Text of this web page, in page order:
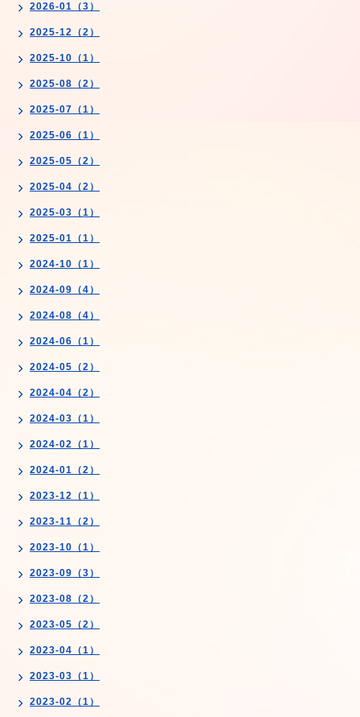
2026-01（3）
2025-12（2）
2025-10（1）
2025-08（2）
2025-07（1）
2025-06（1）
2025-05（2）
2025-04（2）
2025-03（1）
2025-01（1）
2024-10（1）
2024-09（4）
2024-08（4）
2024-06（1）
2024-05（2）
2024-04（2）
2024-03（1）
2024-02（1）
2024-01（2）
2023-12（1）
2023-11（2）
2023-10（1）
2023-09（3）
2023-08（2）
2023-05（2）
2023-04（1）
2023-03（1）
2023-02（1）